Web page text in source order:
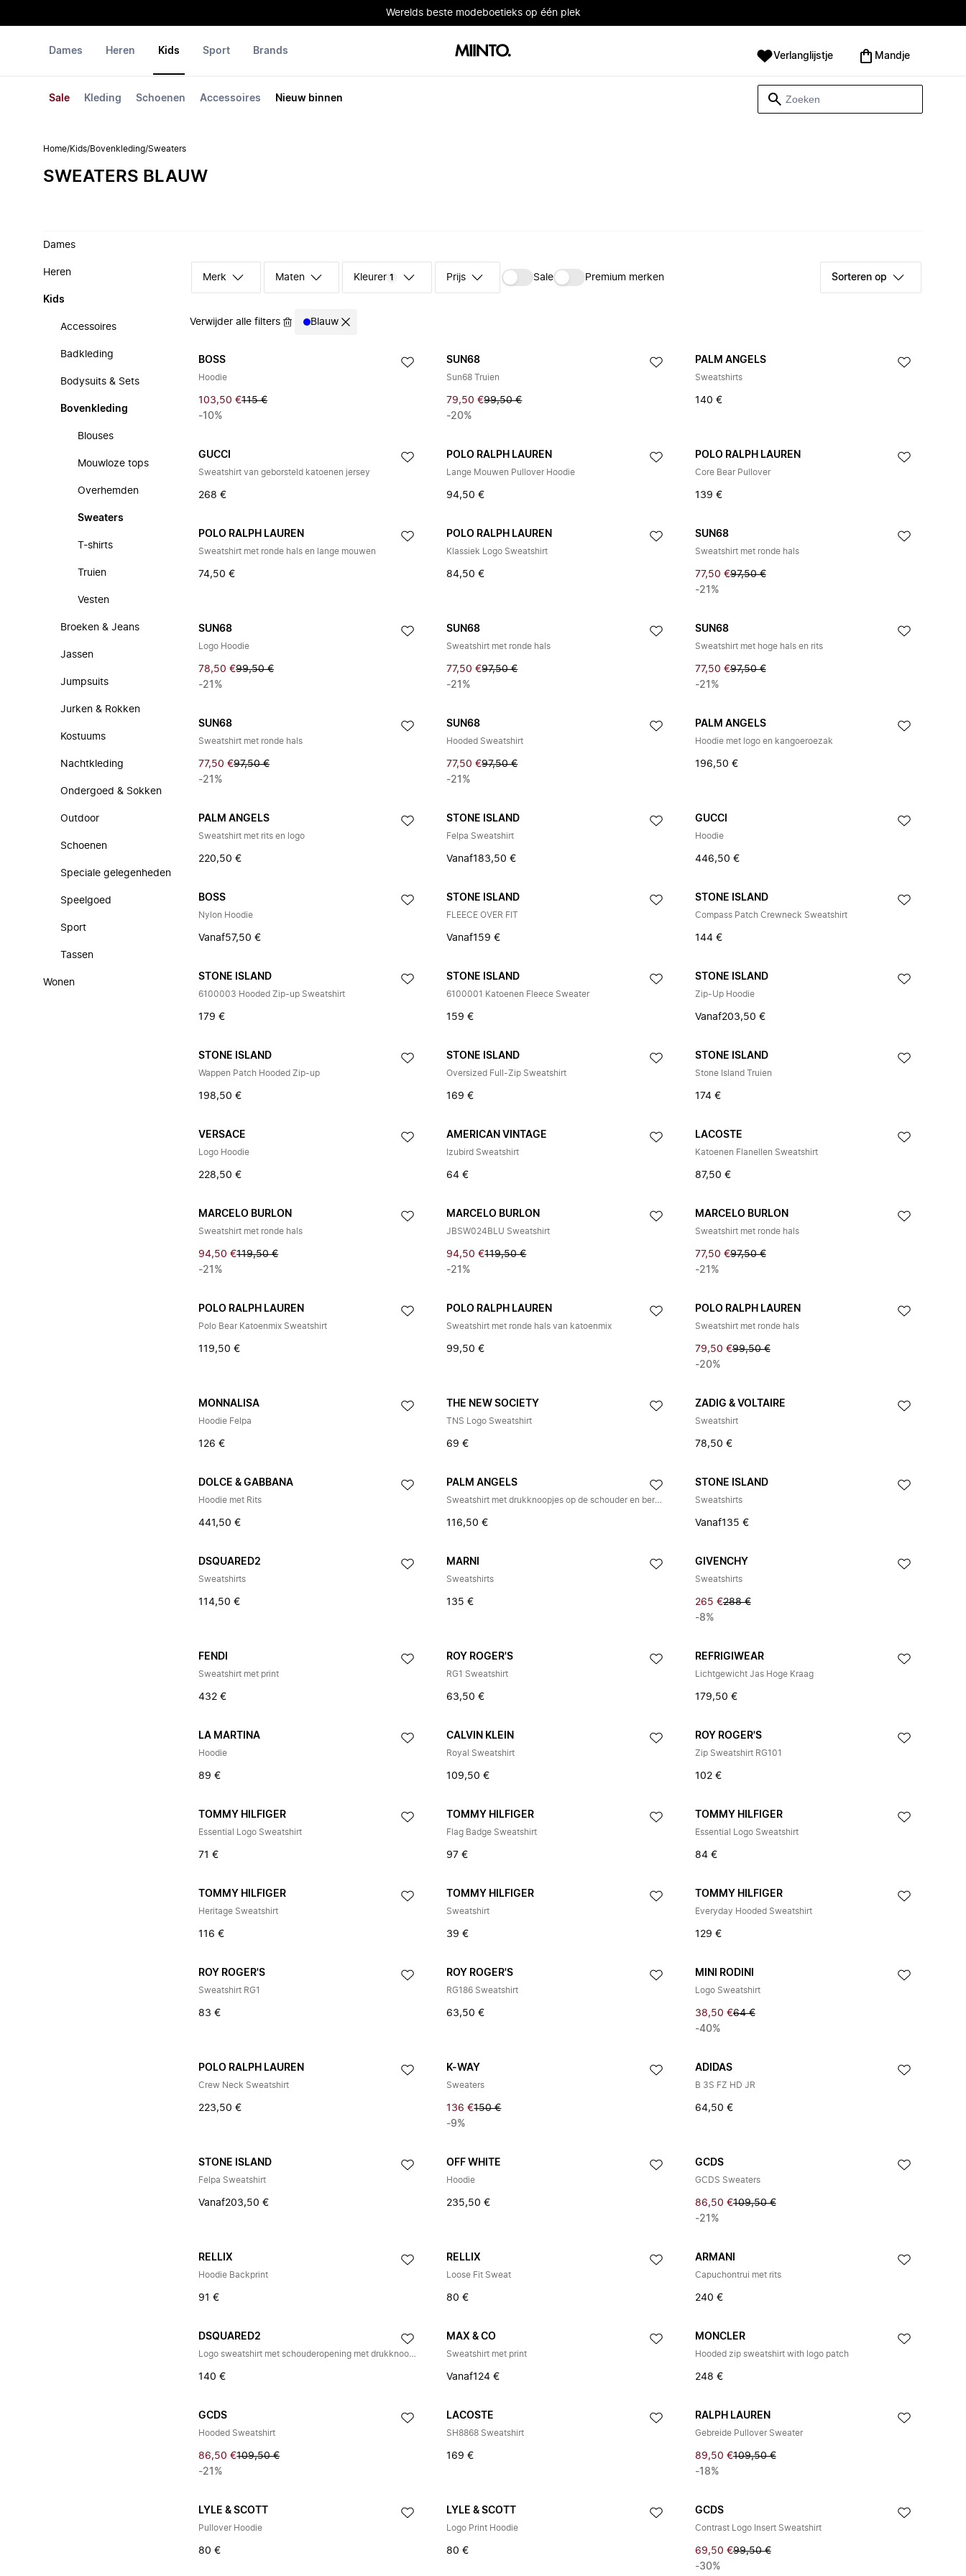
Werelds beste modeboetieks op één plek
Dames Heren Kids
Sale Kleding Schoenen Accessoires Nieuw binnen
Sport Brands Verlanglijstje Mandje
Home/Kids/Bovenkleding/Sweaters
SWEATERS BLAUW
Dames
Heren
Kids
Accessoires
Badkleding
Bodysuits & Sets
Bovenkleding
Blouses
Mouwloze tops
Overhemden
Sweaters
T-shirts
Truien
Vesten
Broeken & Jeans
Jassen
Jumpsuits
Jurken & Rokken
Kostuums
Nachtkleding
Ondergoed & Sokken
Outdoor
Schoenen
Speciale gelegenheden
Speelgoed
Sport
Tassen
Wonen
Merk Maten Kleuren 1 Prijs Sale Premium merken Sorteren op
Verwijder alle filters Blauw
BOSS
Hoodie
103,50 €115 €
-10%
SUN68
Sun68 Truien
79,50 €99,50 €
-20%
PALM ANGELS
Sweatshirts
140 €
GUCCI
Sweatshirt van geborsteld katoenen jersey
268 €
POLO RALPH LAUREN
Lange Mouwen Pullover Hoodie
94,50 €
POLO RALPH LAUREN
Core Bear Pullover
139 €
POLO RALPH LAUREN
Sweatshirt met ronde hals en lange mouwen
74,50 €
POLO RALPH LAUREN
Klassiek Logo Sweatshirt
84,50 €
SUN68
Sweatshirt met ronde hals
77,50 €97,50 €
-21%
SUN68
Logo Hoodie
78,50 €99,50 €
-21%
SUN68
Sweatshirt met ronde hals
77,50 €97,50 €
-21%
SUN68
Sweatshirt met hoge hals en rits
77,50 €97,50 €
-21%
SUN68
Sweatshirt met ronde hals
77,50 €97,50 €
-21%
SUN68
Hooded Sweatshirt
77,50 €97,50 €
-21%
PALM ANGELS
Hoodie met logo en kangoeroezak
196,50 €
PALM ANGELS
Sweatshirt met rits en logo
220,50 €
STONE ISLAND
Felpa Sweatshirt
Vanaf183,50 €
GUCCI
Hoodie
446,50 €
BOSS
Nylon Hoodie
Vanaf57,50 €
STONE ISLAND
FLEECE OVER FIT
Vanaf159 €
STONE ISLAND
Compass Patch Crewneck Sweatshirt
144 €
STONE ISLAND
6100003 Hooded Zip-up Sweatshirt
179 €
STONE ISLAND
6100001 Katoenen Fleece Sweater
159 €
STONE ISLAND
Zip-Up Hoodie
Vanaf203,50 €
STONE ISLAND
Wappen Patch Hooded Zip-up
198,50 €
STONE ISLAND
Oversized Full-Zip Sweatshirt
169 €
STONE ISLAND
Stone Island Truien
174 €
VERSACE
Logo Hoodie
228,50 €
AMERICAN VINTAGE
Izubird Sweatshirt
64 €
LACOSTE
Katoenen Flanellen Sweatshirt
87,50 €
MARCELO BURLON
Sweatshirt met ronde hals
94,50 €119,50 €
-21%
MARCELO BURLON
JBSW024BLU Sweatshirt
94,50 €119,50 €
-21%
MARCELO BURLON
Sweatshirt met ronde hals
77,50 €97,50 €
-21%
POLO RALPH LAUREN
Polo Bear Katoenmix Sweatshirt
119,50 €
POLO RALPH LAUREN
Sweatshirt met ronde hals van katoenmix
99,50 €
POLO RALPH LAUREN
Sweatshirt met ronde hals
79,50 €99,50 €
-20%
MONNALISA
Hoodie Felpa
126 €
THE NEW SOCIETY
TNS Logo Sweatshirt
69 €
ZADIG & VOLTAIRE
Sweatshirt
78,50 €
DOLCE & GABBANA
Hoodie met Rits
441,50 €
PALM ANGELS
Sweatshirt met drukknoopjes op de schouder en berenprint
116,50 €
STONE ISLAND
Sweatshirts
Vanaf135 €
DSQUARED2
Sweatshirts
114,50 €
MARNI
Sweatshirts
135 €
GIVENCHY
Sweatshirts
265 €288 €
-8%
FENDI
Sweatshirt met print
432 €
ROY ROGER'S
RG1 Sweatshirt
63,50 €
REFRIGIWEAR
Lichtgewicht Jas Hoge Kraag
179,50 €
LA MARTINA
Hoodie
89 €
CALVIN KLEIN
Royal Sweatshirt
109,50 €
ROY ROGER'S
Zip Sweatshirt RG101
102 €
TOMMY HILFIGER
Essential Logo Sweatshirt
71 €
TOMMY HILFIGER
Flag Badge Sweatshirt
97 €
TOMMY HILFIGER
Essential Logo Sweatshirt
84 €
TOMMY HILFIGER
Heritage Sweatshirt
116 €
TOMMY HILFIGER
Sweatshirt
39 €
TOMMY HILFIGER
Everyday Hooded Sweatshirt
129 €
ROY ROGER'S
Sweatshirt RG1
83 €
ROY ROGER'S
RG186 Sweatshirt
63,50 €
MINI RODINI
Logo Sweatshirt
38,50 €64 €
-40%
POLO RALPH LAUREN
Crew Neck Sweatshirt
223,50 €
K-WAY
Sweaters
136 €150 €
-9%
ADIDAS
B 3S FZ HD JR
64,50 €
STONE ISLAND
Felpa Sweatshirt
Vanaf203,50 €
OFF WHITE
Hoodie
235,50 €
GCDS
GCDS Sweaters
86,50 €109,50 €
-21%
RELLIX
Hoodie Backprint
91 €
RELLIX
Loose Fit Sweat
80 €
ARMANI
Capuchontrui met rits
240 €
DSQUARED2
Logo sweatshirt met schouderopening met drukknoopjes
140 €
MAX & CO
Sweatshirt met print
Vanaf124 €
MONCLER
Hooded zip sweatshirt with logo patch
248 €
GCDS
Hooded Sweatshirt
86,50 €109,50 €
-21%
LACOSTE
SH8868 Sweatshirt
169 €
RALPH LAUREN
Gebreide Pullover Sweater
89,50 €109,50 €
-18%
LYLE & SCOTT
Pullover Hoodie
80 €
LYLE & SCOTT
Logo Print Hoodie
80 €
GCDS
Contrast Logo Insert Sweatshirt
69,50 €99,50 €
-30%